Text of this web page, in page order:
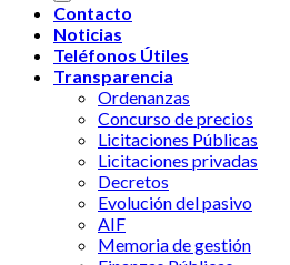
Contacto
Noticias
Teléfonos Útiles
Transparencia
Ordenanzas
Concurso de precios
Licitaciones Públicas
Licitaciones privadas
Decretos
Evolución del pasivo
AIF
Memoria de gestión